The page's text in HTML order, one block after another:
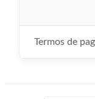
Termos de